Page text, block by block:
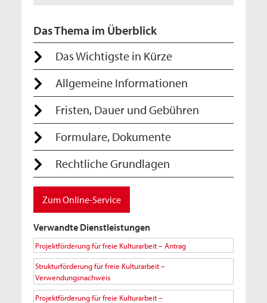
Das Thema im Überblick
Das Wichtigste in Kürze
Allgemeine Informationen
Fristen, Dauer und Gebühren
Formulare, Dokumente
Rechtliche Grundlagen
Zum Online-Service
Verwandte Dienstleistungen
Projektförderung für freie Kulturarbeit – Antrag
Strukturförderung für freie Kulturarbeit –
Verwendungsnachweis
Projektförderung für freie Kulturarbeit –